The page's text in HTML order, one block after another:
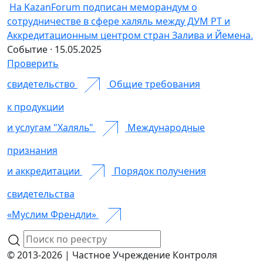
На KazanForum подписан меморандум о
сотрудничестве в сфере халяль между ДУМ РТ и
Аккредитационным центром стран Залива и Йемена.
Событие · 15.05.2025
Проверить
свидетельство
Общие требования
к продукции
и услугам "Халяль"
Международные
признания
и аккредитации
Порядок получения
свидетельства
«Муслим Френдли»
© 2013-2026 | Частное Учреждение Контроля